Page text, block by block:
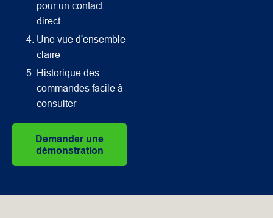
pour un contact
direct
Une vue d'ensemble
claire
Historique des
commandes facile à
consulter
Demander une
démonstration